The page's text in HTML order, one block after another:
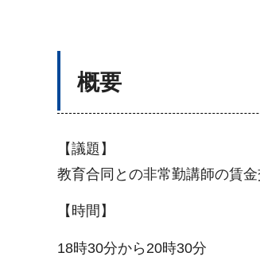
概要
【議題】
教育合同との非常勤講師の賃
【時間】
18時30分から20時30分